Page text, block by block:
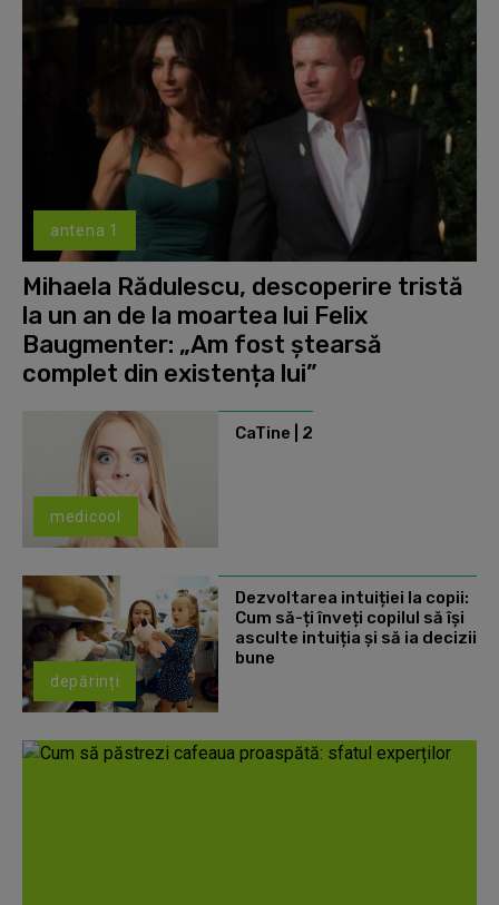
antena 1
Mihaela Rădulescu, descoperire tristă
la un an de la moartea lui Felix
Baugmenter: „Am fost ștearsă
complet din existența lui”
medicool
CaTine | 2
depărinți
Dezvoltarea intuiției la copii:
Cum să-ți înveți copilul să își
asculte intuiția și să ia decizii
bune